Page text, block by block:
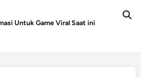
Untuk Game Viral Saat ini